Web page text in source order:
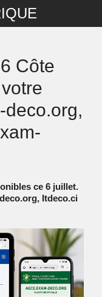
Côte
deco.org,
ce 6 juillet.
Itdeco.ci